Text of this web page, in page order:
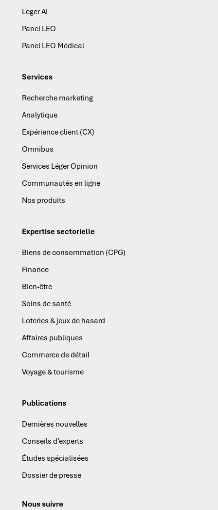
Leger AI
Panel LEO
Panel LEO Médical
Services
Recherche marketing
Analytique
Expérience client (CX)
Omnibus
Services Léger Opinion
Communautés en ligne
Nos produits
Expertise sectorielle
Biens de consommation (CPG)
Finance
Bien-être
Soins de santé
Loteries & jeux de hasard
Affaires publiques
Commerce de détail
Voyage & tourisme
Publications
Dernières nouvelles
Conseils d’experts
Études spécialisées
Dossier de presse
Nous suivre